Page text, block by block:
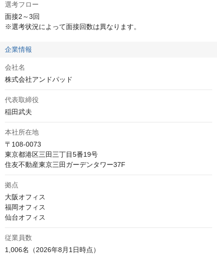
選考フロー
面接2～3回
※選考状況によって面接回数は異なります。
企業情報
会社名
株式会社アンドパッド
代表取締役
稲田武夫
本社所在地
〒108-0073
東京都港区三田三丁目5番19号
住友不動産東京三田ガーデンタワー37F
拠点
大阪オフィス
福岡オフィス
仙台オフィス
従業員数
1,006名（2026年8月1日時点）